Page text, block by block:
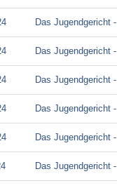
Das Jugendgericht -
Das Jugendgericht -
Das Jugendgericht -
Das Jugendgericht -
Das Jugendgericht -
Das Jugendgericht -